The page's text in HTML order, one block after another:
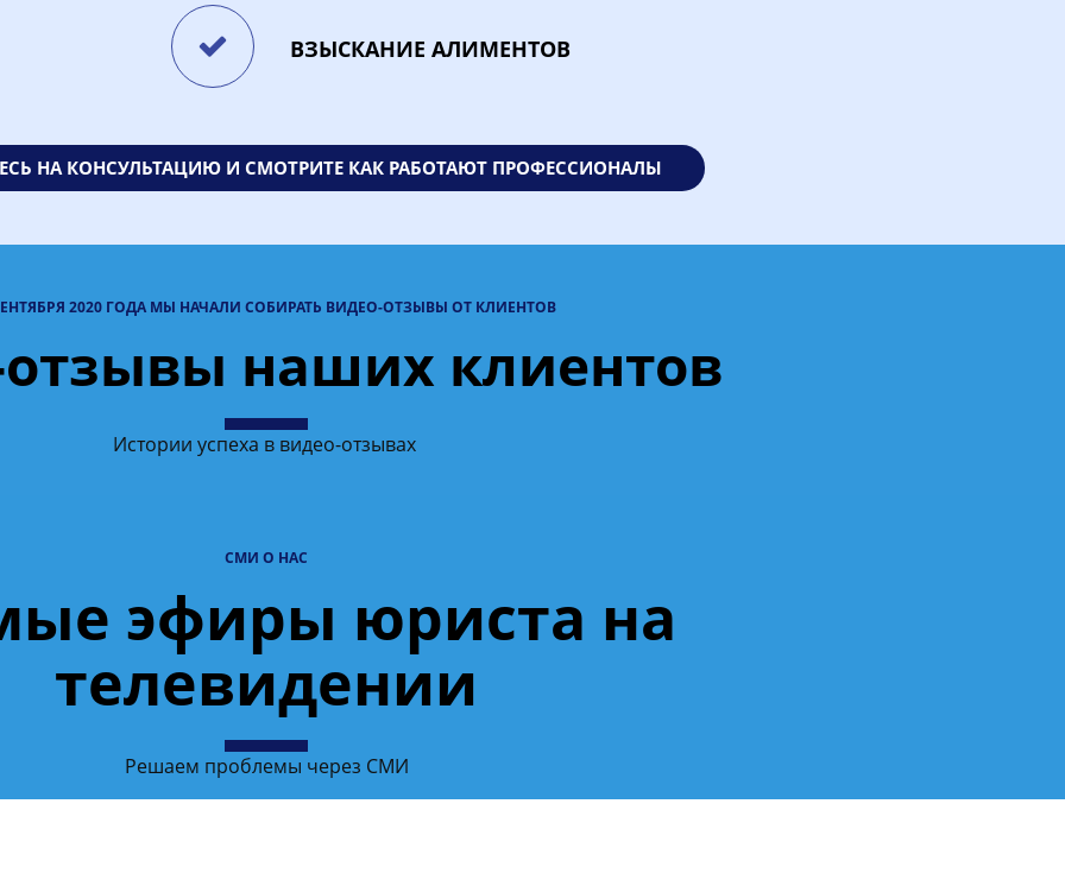
ВЗЫСКАНИЕ АЛИМЕНТОВ
НА КОНСУЛЬТАЦИЮ И СМОТРИТЕ КАК РАБОТАЮТ ПРОФЕССИОНАЛЫ
2020 ГОДА МЫ НАЧАЛИ СОБИРАТЬ ВИДЕО-ОТЗЫВЫ ОТ КЛИЕНТОВ
наших клиентов
Истории успеха в видео-отзывах
СМИ О НАС
эфиры юриста на
телевидении
Решаем проблемы через СМИ